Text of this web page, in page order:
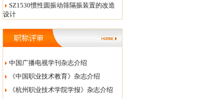
SZ1530惯性圆振动筛隔振装置的改造
设计
中国广播电视学刊杂志介绍
《中国职业技术教育》杂志介绍
《杭州职业技术学院学报》杂志介绍